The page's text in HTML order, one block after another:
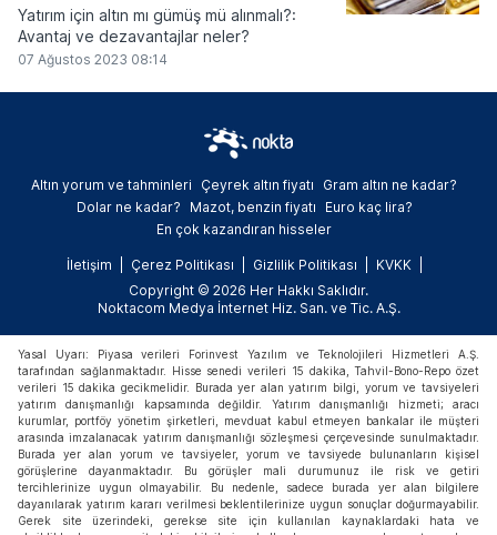
Yatırım için altın mı gümüş mü alınmalı?:
Avantaj ve dezavantajlar neler?
07 Ağustos 2023 08:14
Altın yorum ve tahminleri Çeyrek altın fiyatı
Gram altın ne kadar?
Dolar ne kadar?
Mazot, benzin fiyatı
Euro kaç lira?
En çok kazandıran hisseler
İletişim Çerez Politikası Gizlilik Politikası
KVKK
Copyright © 2026 Her Hakkı Saklıdır.
Noktacom Medya İnternet Hiz. San. ve Tic. A.Ş.
Yasal Uyarı: Piyasa verileri Forinvest Yazılım ve Teknolojileri Hizmetleri A.Ş.
tarafından sağlanmaktadır. Hisse senedi verileri 15 dakika, Tahvil-Bono-Repo özet
verileri 15 dakika gecikmelidir. Burada yer alan yatırım bilgi, yorum ve tavsiyeleri
yatırım danışmanlığı kapsamında değildir. Yatırım danışmanlığı hizmeti; aracı
kurumlar, portföy yönetim şirketleri, mevduat kabul etmeyen bankalar ile müşteri
arasında imzalanacak yatırım danışmanlığı sözleşmesi çerçevesinde sunulmaktadır.
Burada yer alan yorum ve tavsiyeler, yorum ve tavsiyede bulunanların kişisel
görüşlerine dayanmaktadır. Bu görüşler mali durumunuz ile risk ve getiri
tercihlerinize uygun olmayabilir. Bu nedenle, sadece burada yer alan bilgilere
dayanılarak yatırım kararı verilmesi beklentilerinize uygun sonuçlar doğurmayabilir.
Gerek site üzerindeki, gerekse site için kullanılan kaynaklardaki hata ve